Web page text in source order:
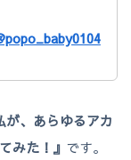
が、あらゆるアカ
みた！』 です。